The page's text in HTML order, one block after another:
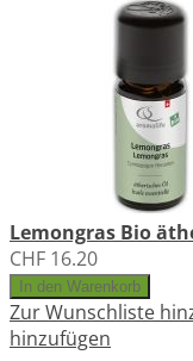
Lemongras Bio
CHF 16.20
In den Warenkorb
Zur Wunschliste
hinzufügen